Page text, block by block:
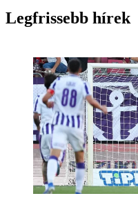
Legfrissebb hírek